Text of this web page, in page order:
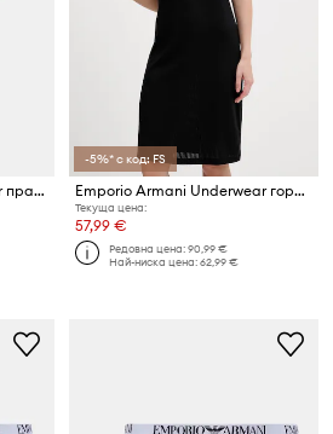
Emporio Armani Underwear прашки дамски от памук с еластан 2 броя
-5%* с код: FS
Emporio Armani Underwear горнище на пижама дамско с памук
Текуща цена:
57,99 €
Редовна цена:90,99 €
Най-ниска цена:62,99 €